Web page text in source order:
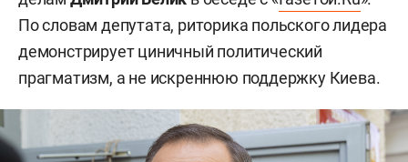
По словам депутата, риторика польского лидера
демонстрирует циничный политический
прагматизм, а не искреннюю поддержку Киева.